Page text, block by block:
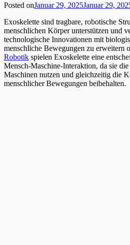
Posted onJanuar 29, 2025Januar 29,
Exoskelette sind tragbare, robotische
menschlichen Körper unterstützen und
technologische Innovationen mit
menschliche Bewegungen zu erweitern
Robotik spielen Exoskelette eine
Mensch-Maschine-Interaktion, da sie
Maschinen nutzen und gleichzeitig die
menschlicher Bewegungen beibehalten.